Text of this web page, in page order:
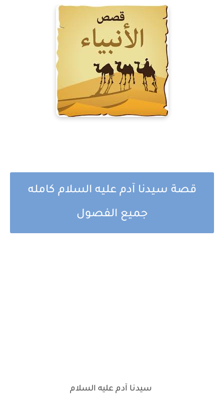
قصة سيدنا آدم عليه السلام كامله
جميع الفصول
سيدنا آدم عليه السلام